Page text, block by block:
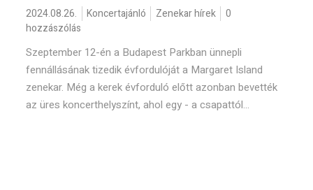
2024.08.26. Koncertajánló Zenekar hírek
0
hozzászólás
Szeptember 12-én a Budapest Parkban ünnepli
fennállásának tizedik évfordulóját a Margaret Island
zenekar. Még a kerek évforduló előtt azonban bevették
az üres koncerthelyszínt, ahol egy - a csapattól...